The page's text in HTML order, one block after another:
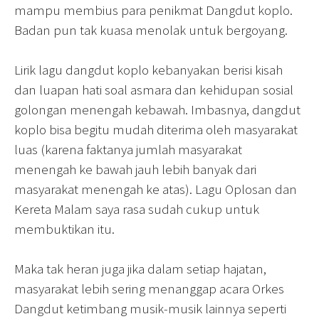
mampu membius para penikmat Dangdut koplo.
Badan pun tak kuasa menolak untuk bergoyang.
Lirik lagu dangdut koplo kebanyakan berisi kisah
dan luapan hati soal asmara dan kehidupan sosial
golongan menengah kebawah. Imbasnya, dangdut
koplo bisa begitu mudah diterima oleh masyarakat
luas (karena faktanya jumlah masyarakat
menengah ke bawah jauh lebih banyak dari
masyarakat menengah ke atas). Lagu Oplosan dan
Kereta Malam saya rasa sudah cukup untuk
membuktikan itu.
Maka tak heran juga jika dalam setiap hajatan,
masyarakat lebih sering menanggap acara Orkes
Dangdut ketimbang musik-musik lainnya seperti